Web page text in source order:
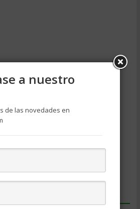
a nuestro
de las novedades en